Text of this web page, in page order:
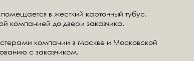
в жесткий картонный тубус.
компанией до двери заказчика.
компании в Москве и Московской
с заказчиком.